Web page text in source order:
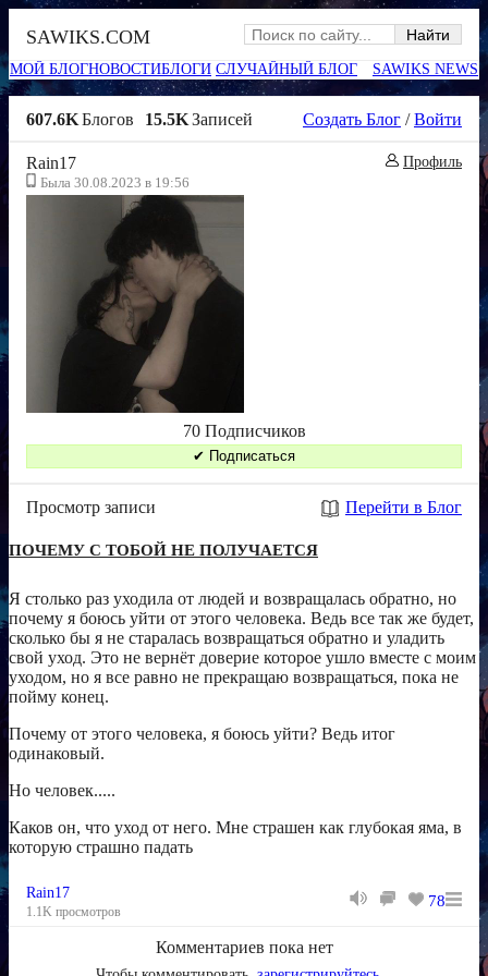
SAWIKS.COM
SAWIKS NEWS
МОЙ БЛОГНОВОСТИБЛОГИ СЛУЧАЙНЫЙ БЛОГ
607.6KБлогов 15.5KЗаписей Создать Блог /Войти
Профиль
Rain17
Была 30.08.2023 в 19:56
70 Подписчиков
Просмотр записи Перейти в Блог
ПОЧЕМУ С ТОБОЙ НЕ ПОЛУЧАЕТСЯ
Я столько раз уходила от людей и возвращалась обратно, но
почему я боюсь уйти от этого человека. Ведь все так же будет,
сколько бы я не старалась возвращаться обратно и уладить
свой уход. Это не вернёт доверие которое ушло вместе с моим
уходом, но я все равно не прекращаю возвращаться, пока не
пойму конец.
Почему от этого человека, я боюсь уйти? Ведь итог
одинаковый.
Но человек.....
Каков он, что уход от него. Мне страшен как глубокая яма, в
которую страшно падать
78
Rain17
1.1K просмотров
Комментариев пока нет